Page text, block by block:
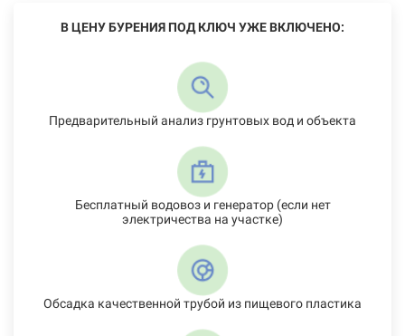
В ЦЕНУ БУРЕНИЯ ПОД КЛЮЧ УЖЕ ВКЛЮЧЕНО:
Предварительный анализ грунтовых вод и объекта
Бесплатный водовоз и генератор (если нет
электричества на участке)
Обсадка качественной трубой из пищевого пластика